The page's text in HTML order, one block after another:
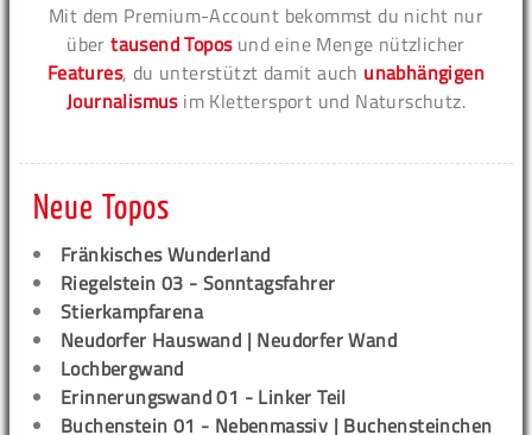
Mit dem Premium-Account bekommst du nicht nur
übertausend Toposund eine Menge nützlicher
Features, du unterstützt damit auch unabhängigen
Journalismusim Klettersport und Naturschutz.
Neue Topos
Fränkisches Wunderland
Riegelstein 03 - Sonntagsfahrer
Stierkampfarena
Neudorfer Hauswand | Neudorfer Wand
Lochbergwand
Erinnerungswand 01 - Linker Teil
Buchenstein 01 - Nebenmassiv | Buchensteinchen